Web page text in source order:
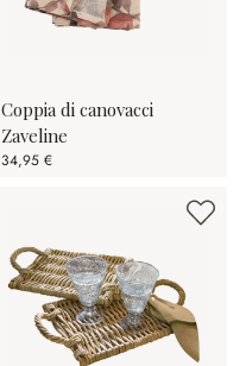
Coppia di canovacci
Zaveline
34,95 €